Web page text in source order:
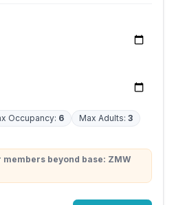
Occupancy: 6 Max Adults: 3
beyond base: ZMW